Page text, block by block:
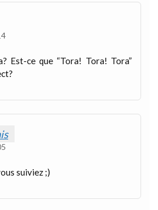
Est-ce que “Tora! Tora! Tora”
suiviez ;)